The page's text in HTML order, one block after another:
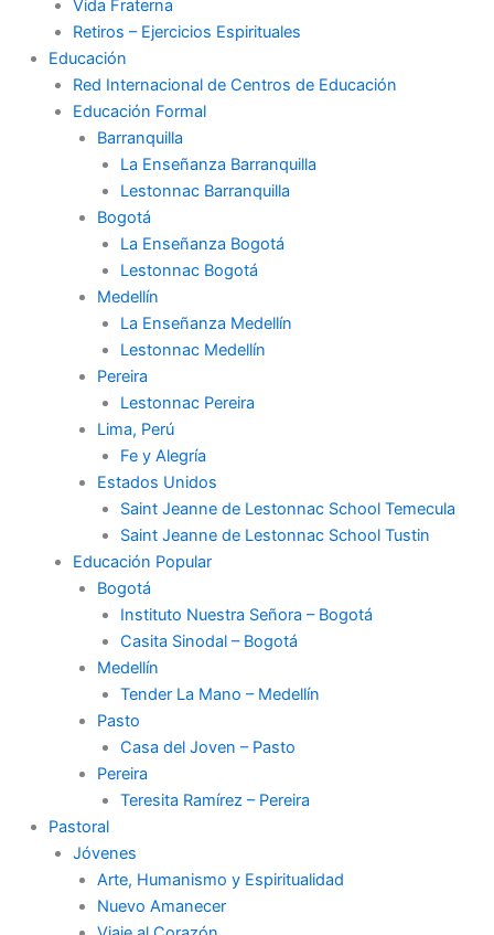
Vida Fraterna
Retiros – Ejercicios Espirituales
Educación
Red Internacional de Centros de Educación
Educación Formal
Barranquilla
La Enseñanza Barranquilla
Lestonnac Barranquilla
Bogotá
La Enseñanza Bogotá
Lestonnac Bogotá
Medellín
La Enseñanza Medellín
Lestonnac Medellín
Pereira
Lestonnac Pereira
Lima, Perú
Fe y Alegría
Estados Unidos
Saint Jeanne de Lestonnac School Temecula
Saint Jeanne de Lestonnac School Tustin
Educación Popular
Bogotá
Instituto Nuestra Señora – Bogotá
Casita Sinodal – Bogotá
Medellín
Tender La Mano – Medellín
Pasto
Casa del Joven – Pasto
Pereira
Teresita Ramírez – Pereira
Pastoral
Jóvenes
Arte, Humanismo y Espiritualidad
Nuevo Amanecer